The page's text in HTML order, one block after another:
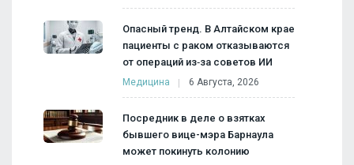
Опасный тренд. В Алтайском крае
пациенты с раком отказываются
от операций из‑за советов ИИ
Медицина 6 Августа, 2026
Посредник в деле о взятках
бывшего вице-мэра Барнаула
может покинуть колонию